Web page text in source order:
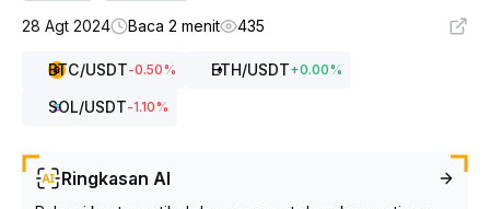
28 Agt 2024
Baca 2 menit 435
BTC/USDT-0.50% ETH/USDT+0.00%
SOL/USDT-1.10%
Ringkasan AI